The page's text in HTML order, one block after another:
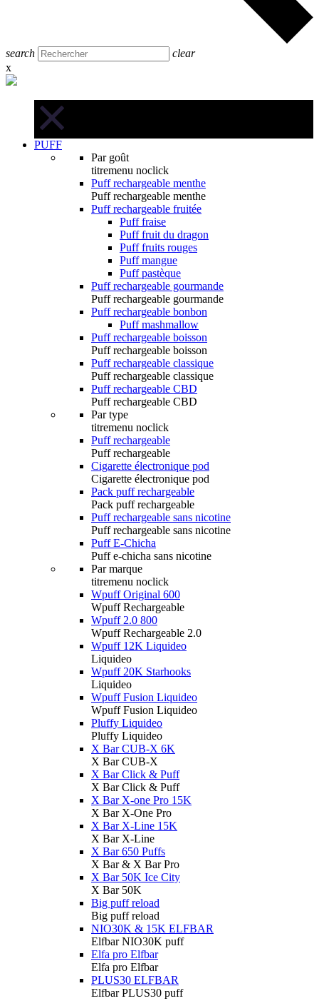
search
clear
x
PUFF
Par goût
titremenu noclick
Puff rechargeable menthe
Puff rechargeable menthe
Puff rechargeable fruitée
Puff fraise
Puff fruit du dragon
Puff fruits rouges
Puff mangue
Puff pastèque
Puff rechargeable gourmande
Puff rechargeable gourmande
Puff rechargeable bonbon
Puff mashmallow
Puff rechargeable boisson
Puff rechargeable boisson
Puff rechargeable classique
Puff rechargeable classique
Puff rechargeable CBD
Puff rechargeable CBD
Par type
titremenu noclick
Puff rechargeable
Puff rechargeable
Cigarette électronique pod
Cigarette électronique pod
Pack puff rechargeable
Pack puff rechargeable
Puff rechargeable sans nicotine
Puff rechargeable sans nicotine
Puff E-Chicha
Puff e-chicha sans nicotine
Par marque
titremenu noclick
Wpuff Original 600
Wpuff Rechargeable
Wpuff 2.0 800
Wpuff Rechargeable 2.0
Wpuff 12K Liquideo
Liquideo
Wpuff 20K Starhooks
Liquideo
Wpuff Fusion Liquideo
Wpuff Fusion Liquideo
Pluffy Liquideo
Pluffy Liquideo
X Bar CUB-X 6K
X Bar CUB-X
X Bar Click & Puff
X Bar Click & Puff
X Bar X-one Pro 15K
X Bar X-One Pro
X Bar X-Line 15K
X Bar X-Line
X Bar 650 Puffs
X Bar & X Bar Pro
X Bar 50K Ice City
X Bar 50K
Big puff reload
Big puff reload
NIO30K & 15K ELFBAR
Elfbar NIO30K puff
Elfa pro Elfbar
Elfa pro Elfbar
PLUS30 ELFBAR
Elfbar PLUS30 puff